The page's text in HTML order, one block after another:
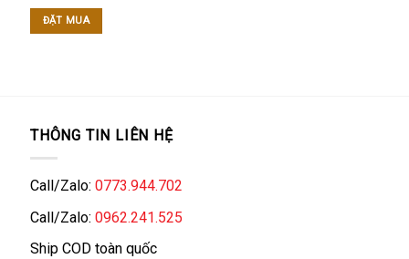
ĐẶT MUA
THÔNG TIN LIÊN HỆ
Call/Zalo: 0773.944.702
Call/Zalo: 0962.241.525
Ship COD toàn quốc